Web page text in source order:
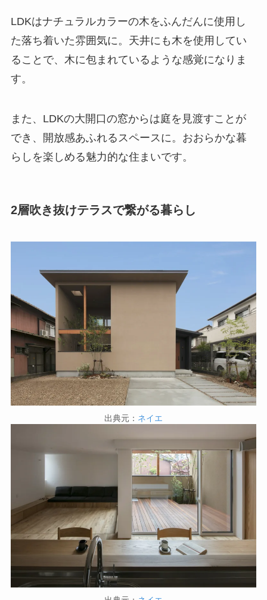
LDKはナチュラルカラーの木をふんだんに使用し
た落ち着いた雰囲気に。天井にも木を使用してい
ることで、木に包まれているような感覚になりま
す。
また、LDKの大開口の窓からは庭を見渡すことが
でき、開放感あふれるスペースに。おおらかな暮
らしを楽しめる魅力的な住まいです。
2層吹き抜けテラスで繋がる暮らし
出典元： ネイエ